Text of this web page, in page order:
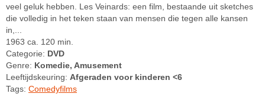
veel geluk hebben. Les Veinards: een film, bestaande uit sketches
die volledig in het teken staan van mensen die tegen alle kansen
in,...
1963 ca. 120 min.
Categorie: DVD
Genre: Komedie, Amusement
Leeftijdskeuring: Afgeraden voor kinderen <6
Tags: Comedyfilms